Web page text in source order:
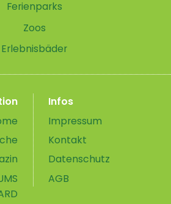
Ferienparks
Zoos
Erlebnisbäder
Infos
Impressum
Kontakt
Datenschutz
AGB